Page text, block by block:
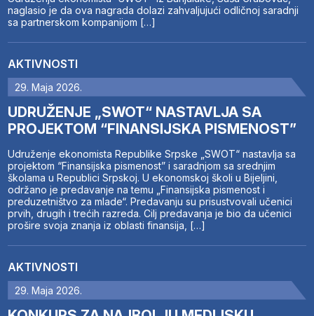
naglasio je da ova nagrada dolazi zahvaljujući odličnoj saradnji
sa partnerskom kompanijom […]
AKTIVNOSTI
29. Maja 2026.
UDRUŽENJE „SWOT“ NASTAVLJA SA
PROJEKTOM “FINANSIJSKA PISMENOST”
Udruženje ekonomista Republike Srpske „SWOT“ nastavlja sa
projektom “Finansijska pismenost” i saradnjom sa srednjim
školama u Republici Srpskoj. U ekonomskoj školi u Bijeljini,
održano je predavanje na temu „Finansijska pismenost i
preduzetništvo za mlade“. Predavanju su prisustvovali učenici
prvih, drugih i trećih razreda. Cilj predavanja je bio da učenici
prošire svoja znanja iz oblasti finansija, […]
AKTIVNOSTI
29. Maja 2026.